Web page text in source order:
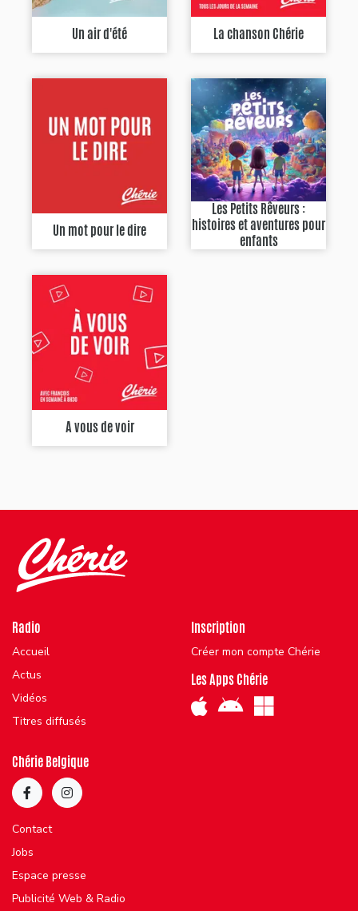
Un air d'été La chanson Chérie
Un mot pour le dire
Les Petits Rêveurs :
histoires et aventures pour
enfants
A vous de voir
Radio
Accueil
Actus
Vidéos
Titres diffusés
Inscription
Créer mon compte Chérie
Les Apps Chérie
Chérie Belgique
Contact
Jobs
Espace presse
Publicité Web & Radio